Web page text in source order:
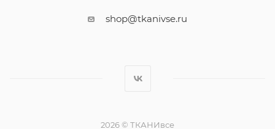
shop@tkanivse.ru
2026 © ТКАНИвсе